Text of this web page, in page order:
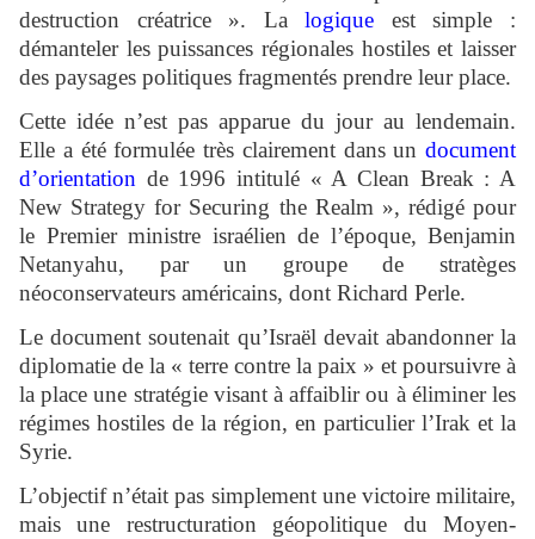
destruction créatrice ». Lalogique est simple :
démanteler les puissances régionales hostiles et laisser
des paysages politiques fragmentés prendre leur place.
Cette idée n’est pas apparue du jour au lendemain.
Elle a été formulée très clairement dans un document
d’orientation de 1996 intitulé « A Clean Break : A
New Strategy for Securing the Realm », rédigé pour
le Premier ministre israélien de l’époque, Benjamin
Netanyahu, par un groupe de stratèges
néoconservateurs américains, dont Richard Perle.
Le document soutenait qu’Israël devait abandonner la
diplomatie de la « terre contre la paix » et poursuivre à
la place une stratégie visant à affaiblir ou à éliminer les
régimes hostiles de la région, en particulier l’Irak et la
Syrie.
L’objectif n’était pas simplement une victoire militaire,
mais une restructuration géopolitique du Moyen-